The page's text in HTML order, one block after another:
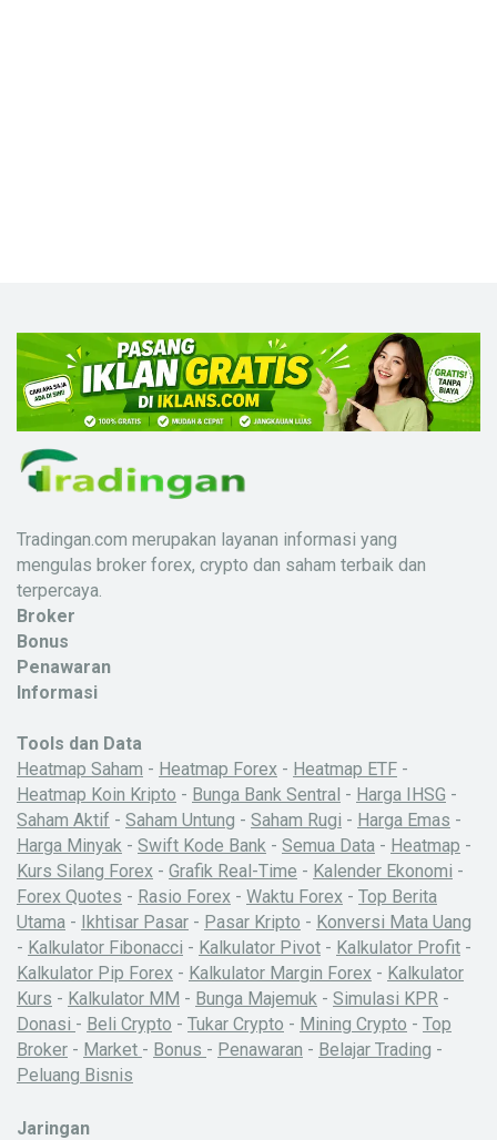
Tradingan.com merupakan layanan informasi yang
mengulas broker forex, crypto dan saham terbaik dan
terpercaya.
Broker
Bonus
Penawaran
Informasi
Tools dan Data
Heatmap Saham - Heatmap Forex - Heatmap ETF -
Heatmap Koin Kripto - Bunga Bank Sentral - Harga IHSG -
Saham Aktif - Saham Untung - Saham Rugi - Harga Emas -
Harga Minyak - Swift Kode Bank - Semua Data - Heatmap -
Kurs Silang Forex - Grafik Real-Time - Kalender Ekonomi -
Forex Quotes - Rasio Forex - Waktu Forex - Top Berita
Utama - Ikhtisar Pasar - Pasar Kripto - Konversi Mata Uang
- Kalkulator Fibonacci - Kalkulator Pivot - Kalkulator Profit -
Kalkulator Pip Forex - Kalkulator Margin Forex - Kalkulator
Kurs - Kalkulator MM - Bunga Majemuk - Simulasi KPR -
Donasi - Beli Crypto - Tukar Crypto - Mining Crypto - Top
Broker - Market - Bonus - Penawaran - Belajar Trading -
Peluang Bisnis
Jaringan